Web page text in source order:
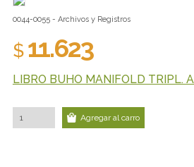
0044-0055 - Archivos y Registros
$11.623
LIBRO BUHO MANIFOLD TRIPL.
Agregar al carro